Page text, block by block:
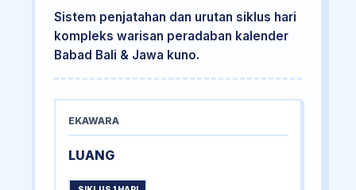
Sistem penjatahan dan urutan siklus hari
kompleks warisan peradaban kalender
Babad Bali & Jawa kuno.
EKAWARA
LUANG